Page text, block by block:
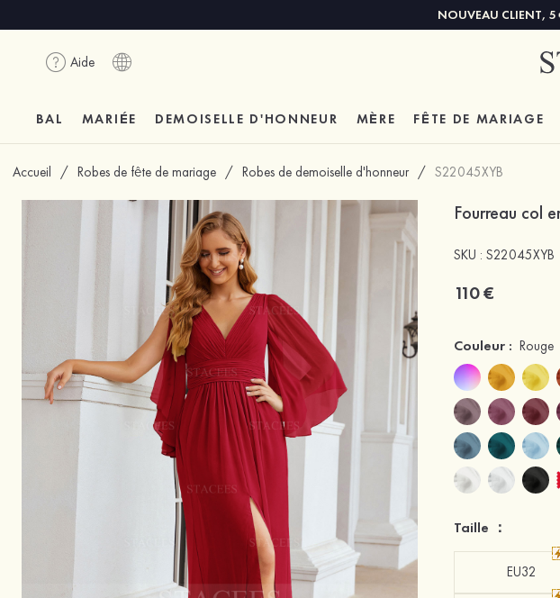
NOUVEAU CLIENT, 5
Aide
BAL MARIÉE DEMOISELLE D'HONNEUR MÈRE FÊTE DE MARIAGE
Accueil / Robes de fête de mariage / Robes de demoiselle d'honneur / S22045XYB
Fourreau col
SKU : S22045XYB
110 €
Couleur : Rouge
Taille ：
EU32